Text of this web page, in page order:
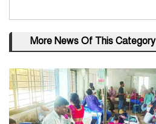
More News Of This Category